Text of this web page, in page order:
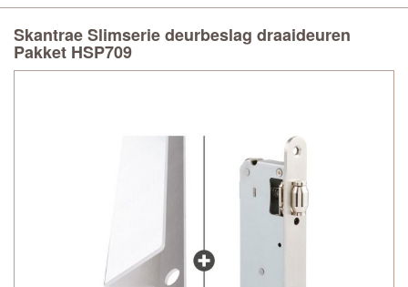
Skantrae Slimserie deurbeslag draaideuren
Pakket HSP709